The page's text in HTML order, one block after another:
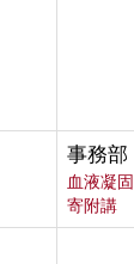
事務部
血液凝
寄附講